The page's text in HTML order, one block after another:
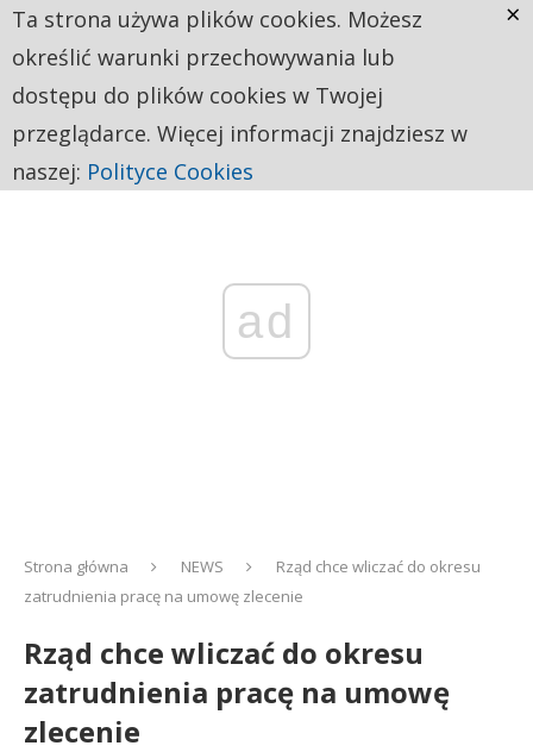
ad
Strona główna NEWS
Rząd chce wliczać do okresu
zatrudnienia pracę na umowę zlecenie
Rząd chce wliczać do okresu
zatrudnienia pracę na umowę
zlecenie
Ta strona używa plików cookies. Możesz
określić warunki przechowywania lub
dostępu do plików cookies w Twojej
przeglądarce. Więcej informacji znajdziesz w
naszej: Polityce Cookies
×